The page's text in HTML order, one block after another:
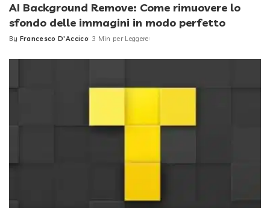
AI Background Remove: Come rimuovere lo
sfondo delle immagini in modo perfetto
Posted
By Francesco D'Accico 3 Min per Leggere